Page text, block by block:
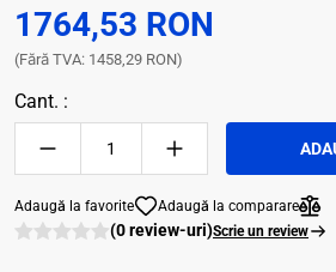
1764,53 RON
(Fără TVA: 1458,29 RON)
Cant. :
Adaugă la favorite Adaugă la comparare
(0 review-uri)Scrie un review